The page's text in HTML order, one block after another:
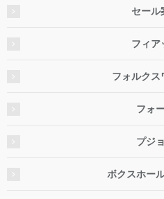
セール
フィア
フォルクス
フォ
プジ
ボクスホー